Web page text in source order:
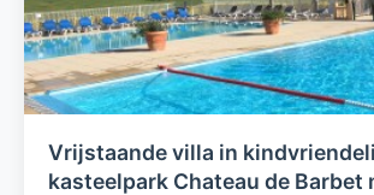
Vrijstaande villa in
kasteelpark Chateau de Barbet